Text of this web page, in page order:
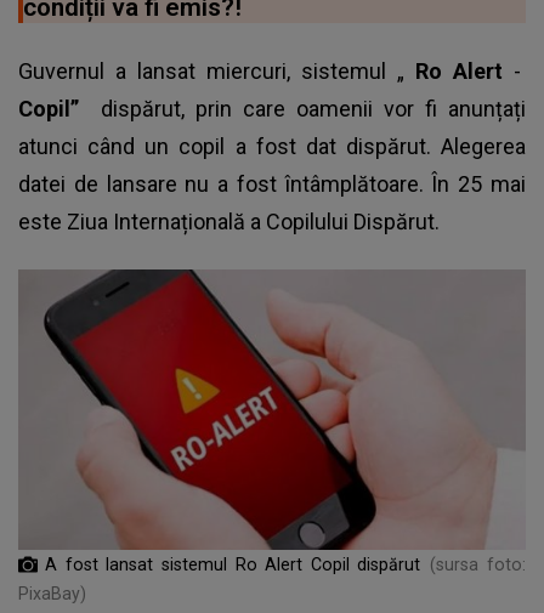
condiții va fi emis?!
Guvernul a lansat miercuri, sistemul „ Ro Alert -
Copil”
dispărut, prin care oamenii vor fi anunțați
atunci când un copil a fost dat dispărut. Alegerea
datei de lansare nu a fost întâmplătoare. În 25 mai
este Ziua Internațională a Copilului Dispărut.
A fost lansat sistemul Ro Alert Copil dispărut (sursa foto:
PixaBay)